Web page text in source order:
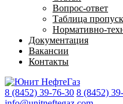
Вопрос-ответ
Таблица
Нормативно-
Документация
Вакансии
Контакты
8 (8452) 39-76-30 8 (8452)